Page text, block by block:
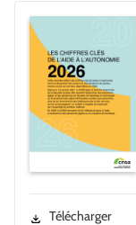
Télécharger